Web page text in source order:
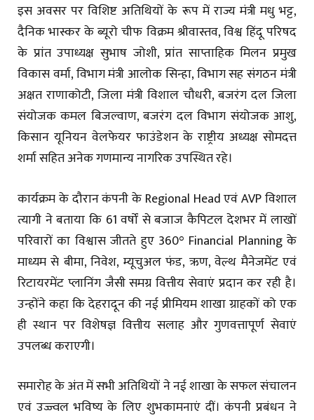
इस अवसर पर विशिष्ट अतिथियों के रूप में राज्य मंत्री मधु भट्ट,
दैनिक भास्कर के ब्यूरो चीफ विक्रम श्रीवास्तव, विश्व हिंदू परिषद
के प्रांत उपाध्यक्ष सुभाष जोशी, प्रांत साप्ताहिक मिलन प्रमुख
विकास वर्मा, विभाग मंत्री आलोक सिन्हा, विभाग सह संगठन मंत्री
अक्षत राणाकोटी, जिला मंत्री विशाल चौधरी, बजरंग दल जिला
संयोजक कमल बिजल्वाण, बजरंग दल विभाग संयोजक आशु,
किसान यूनियन वेलफेयर फाउंडेशन के राष्ट्रीय अध्यक्ष सोमदत्त
शर्मा सहित अनेक गणमान्य नागरिक उपस्थित रहे।
कार्यक्रम के दौरान कंपनी के Regional Head एवं AVP विशाल
त्यागी ने बताया कि 61 वर्षों से बजाज कैपिटल देशभर में लाखों
परिवारों का विश्वास जीतते हुए 360° Financial Planning के
माध्यम से बीमा, निवेश, म्यूचुअल फंड, ऋण, वेल्थ मैनेजमेंट एवं
रिटायरमेंट प्लानिंग जैसी समग्र वित्तीय सेवाएं प्रदान कर रही है।
उन्होंने कहा कि देहरादून की नई प्रीमियम शाखा ग्राहकों को एक
ही स्थान पर विशेषज्ञ वित्तीय सलाह और गुणवत्तापूर्ण सेवाएं
उपलब्ध कराएगी।
समारोह के अंत में सभी अतिथियों ने नई शाखा के सफल संचालन
एवं उज्ज्वल भविष्य के लिए शुभकामनाएं दीं। कंपनी प्रबंधन ने